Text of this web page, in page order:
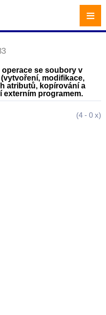
se soubory v
modifikace,
atributů, kopírování a
externím programem.
(4 - 0 x)
≡